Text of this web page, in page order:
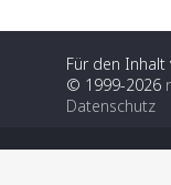
Für den Inhalt
© 1999-2026
Datenschutz